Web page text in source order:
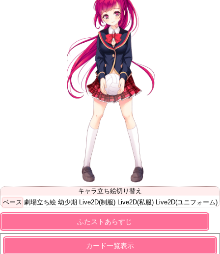
キャラ立ち絵切り替え
ベース 劇場立ち絵 幼少期 Live2D(制服) Live2D(私服) Live2D(ユニフォーム)
ふたストあらすじ
カード一覧表示